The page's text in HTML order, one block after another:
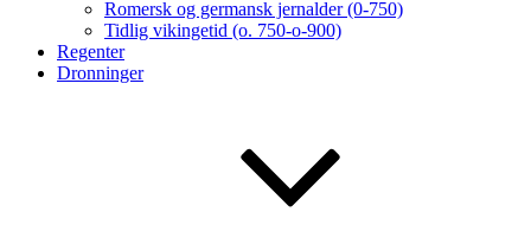
Romersk og germansk jernalder (0-750)
Tidlig vikingetid (o. 750-o-900)
Regenter
Dronninger